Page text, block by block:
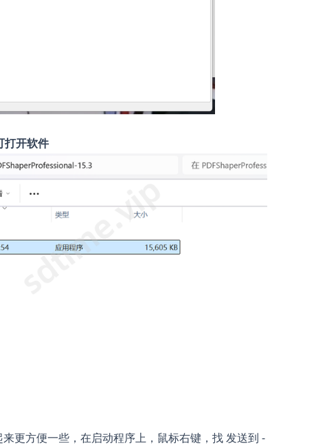
打开软件
更方便一些，在启动程序上，鼠标右键，找 发送到 -